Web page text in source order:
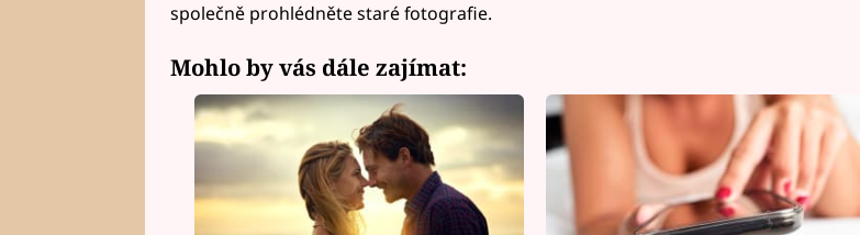
společně prohlédněte staré fotografie.
Mohlo by vás dále zajímat: